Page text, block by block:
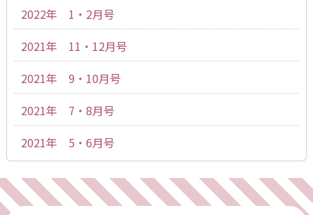
2022年 1・2月号
2021年 11・12月号
2021年 9・10月号
2021年 7・8月号
2021年 5・6月号